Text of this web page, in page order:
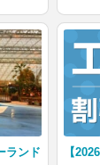
ランド
【